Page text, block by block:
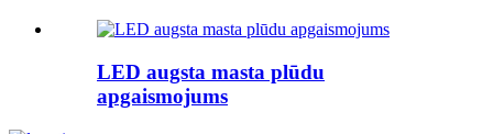
LED augsta masta plūdu
apgaismojums